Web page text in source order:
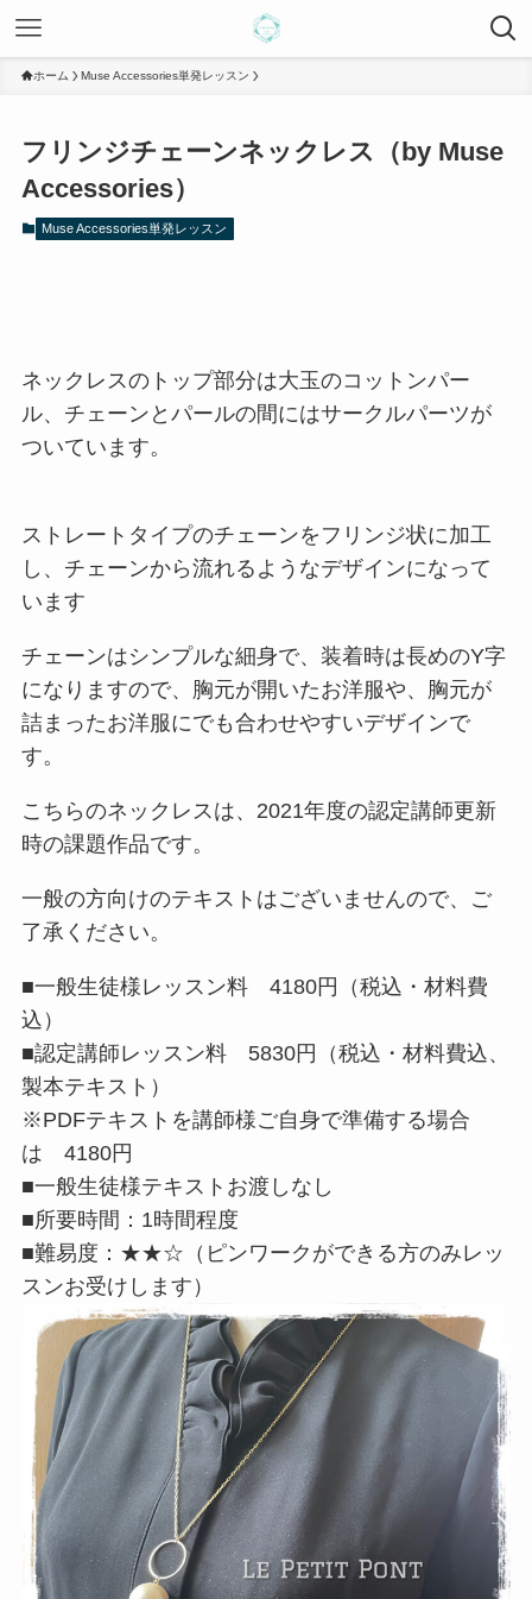
ホーム Muse Accessories単発レッスン
フリンジチェーンネックレス（by Muse
Accessories）
Muse Accessories単発レッスン
ネックレスのトップ部分は大玉のコットンパー
ル、チェーンとパールの間にはサークルパーツが
ついています。
ストレートタイプのチェーンをフリンジ状に加工
し、チェーンから流れるようなデザインになって
います
チェーンはシンプルな細身で、装着時は長めのY字
になりますので、胸元が開いたお洋服や、胸元が
詰まったお洋服にでも合わせやすいデザインで
す。
こちらのネックレスは、2021年度の認定講師更新
時の課題作品です。
一般の方向けのテキストはございませんので、ご
了承ください。
■一般生徒様レッスン料 4180円（税込・材料費
込）
■認定講師レッスン料 5830円（税込・材料費込、
製本テキスト）
※PDFテキストを講師様ご自身で準備する場合
は 4180円
■一般生徒様テキストお渡しなし
■所要時間：1時間程度
■難易度：★★☆（ピンワークができる方のみレッ
スンお受けします）